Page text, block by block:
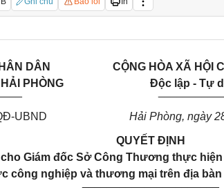
DÂN
HẢI PHÒNG
UBND
CỘNG HÒA XÃ HỘI
Độc lập - Tự
Hải Phòng, ngày
QUYẾT ĐỊNH
Giám đốc Sở Công Thương thực
công nghiệp và thương mại trên địa
______________________